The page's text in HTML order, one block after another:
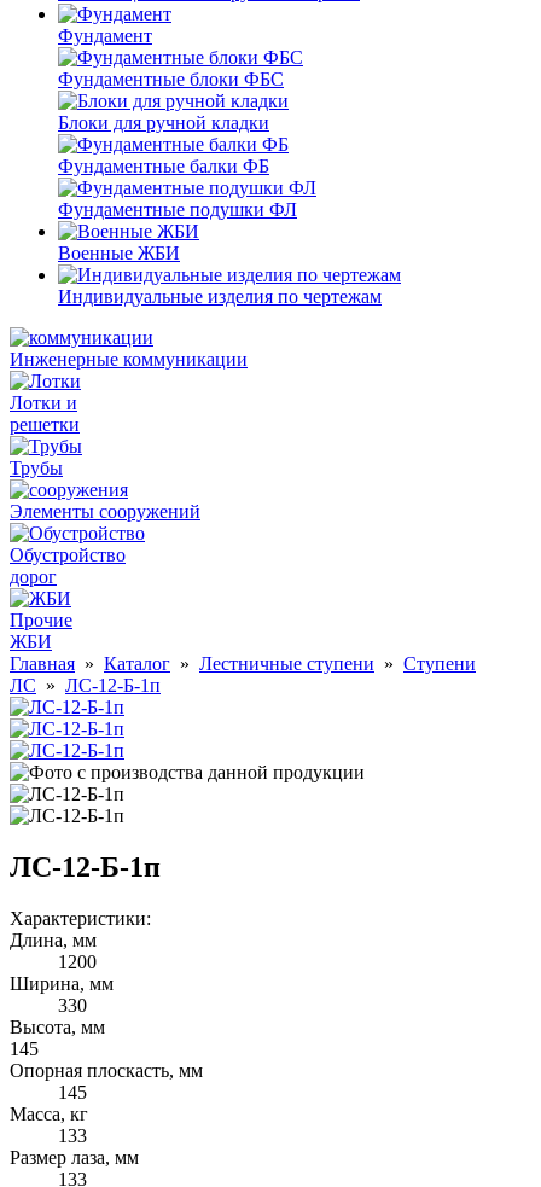
Фундамент
Фундаментные блоки ФБС
Блоки для ручной кладки
Фундаментные балки ФБ
Фундаментные подушки ФЛ
Военные ЖБИ
Индивидуальные изделия по чертежам
Инженерные коммуникации
Лотки и
решетки
Трубы
Элементы сооружений
Обустройство
дорог
Прочие
ЖБИ
Главная » Каталог » Лестничные ступени » Ступени
ЛС » ЛС-12-Б-1п
ЛС-12-Б-1п
Характеристики:
Длина, мм
1200
Ширина, мм
330
Высота, мм
145
Опорная плоскасть, мм
145
Масса, кг
133
Размер лаза, мм
133